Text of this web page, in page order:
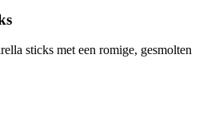
sticks met een romige, gesmolten